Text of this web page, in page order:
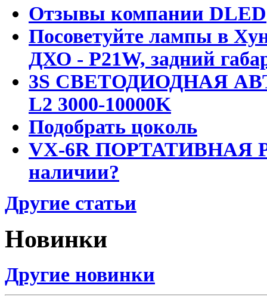
Отзывы компании DLED
Посоветуйте лампы в
ДХО - P21W, задний
3S СВЕТОДИОДНАЯ
L2 3000-10000K
Подобрать цоколь
VX-6R ПОРТАТИВНАЯ
наличии?
Другие статьи
Новинки
Другие новинки